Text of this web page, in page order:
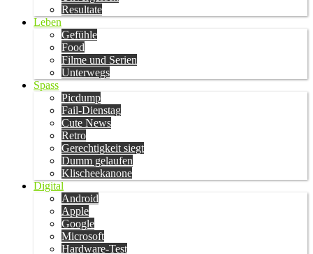
Resultate
Leben
Gefühle
Food
Filme und Serien
Unterwegs
Spass
Picdump
Fail-Dienstag
Cute News
Retro
Gerechtigkeit siegt
Dumm gelaufen
Klischeekanone
Digital
Android
Apple
Google
Microsoft
Hardware-Test